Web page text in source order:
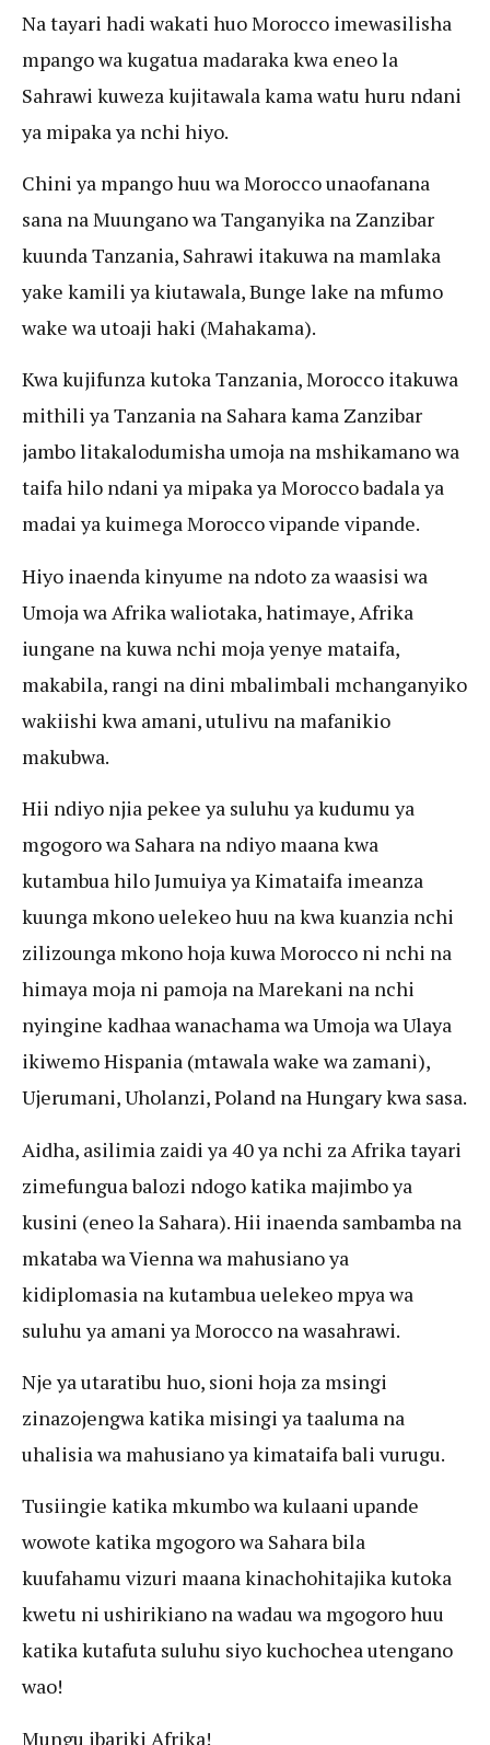
Na tayari hadi wakati huo Morocco imewasilisha
mpango wa kugatua madaraka kwa eneo la
Sahrawi kuweza kujitawala kama watu huru ndani
ya mipaka ya nchi hiyo.
Chini ya mpango huu wa Morocco unaofanana
sana na Muungano wa Tanganyika na Zanzibar
kuunda Tanzania, Sahrawi itakuwa na mamlaka
yake kamili ya kiutawala, Bunge lake na mfumo
wake wa utoaji haki (Mahakama).
Kwa kujifunza kutoka Tanzania, Morocco itakuwa
mithili ya Tanzania na Sahara kama Zanzibar
jambo litakalodumisha umoja na mshikamano wa
taifa hilo ndani ya mipaka ya Morocco badala ya
madai ya kuimega Morocco vipande vipande.
Hiyo inaenda kinyume na ndoto za waasisi wa
Umoja wa Afrika waliotaka, hatimaye, Afrika
iungane na kuwa nchi moja yenye mataifa,
makabila, rangi na dini mbalimbali mchanganyiko
wakiishi kwa amani, utulivu na mafanikio
makubwa.
Hii ndiyo njia pekee ya suluhu ya kudumu ya
mgogoro wa Sahara na ndiyo maana kwa
kutambua hilo Jumuiya ya Kimataifa imeanza
kuunga mkono uelekeo huu na kwa kuanzia nchi
zilizounga mkono hoja kuwa Morocco ni nchi na
himaya moja ni pamoja na Marekani na nchi
nyingine kadhaa wanachama wa Umoja wa Ulaya
ikiwemo Hispania (mtawala wake wa zamani),
Ujerumani, Uholanzi, Poland na Hungary kwa sasa.
Aidha, asilimia zaidi ya 40 ya nchi za Afrika tayari
zimefungua balozi ndogo katika majimbo ya
kusini (eneo la Sahara). Hii inaenda sambamba na
mkataba wa Vienna wa mahusiano ya
kidiplomasia na kutambua uelekeo mpya wa
suluhu ya amani ya Morocco na wasahrawi.
Nje ya utaratibu huo, sioni hoja za msingi
zinazojengwa katika misingi ya taaluma na
uhalisia wa mahusiano ya kimataifa bali vurugu.
Tusiingie katika mkumbo wa kulaani upande
wowote katika mgogoro wa Sahara bila
kuufahamu vizuri maana kinachohitajika kutoka
kwetu ni ushirikiano na wadau wa mgogoro huu
katika kutafuta suluhu siyo kuchochea utengano
wao!
Mungu ibariki Afrika!